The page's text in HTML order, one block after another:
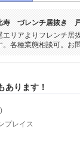
寿 づレンチ居抜き
エリアよりフレンチ居
。各種業態相談可。お
あります！
プレイス